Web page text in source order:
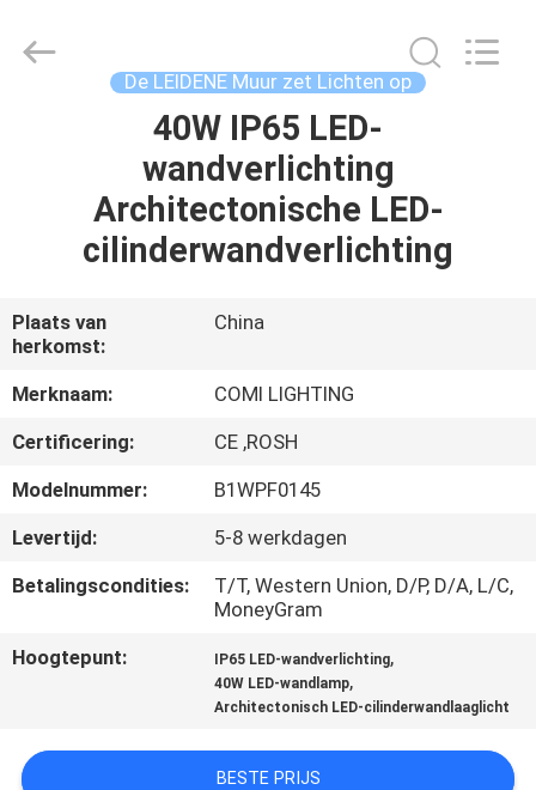
PRODUCTEN
ONS
FABRIEKSREIS
KWALITEITSCONTROLE
CONTACTEER
ONS
NIEUWS
GEVALLEN
LIMITED.
De LEIDENE Muur zet Lichten op
40W IP65 LED-
wandverlichting
Architectonische LED-
cilinderwandverlichting
Plaats van
herkomst:
China
Merknaam:
COMI LIGHTING
Certificering:
CE ,ROSH
Modelnummer:
B1WPF0145
Levertijd:
5-8 werkdagen
Betalingscondities:
T/T, Western Union, D/P, D/A, L/C,
MoneyGram
Hoogtepunt:
IP65 LED-wandverlichting,
40W LED-wandlamp,
Architectonisch LED-cilinderwandlaaglicht
BESTE PRIJS